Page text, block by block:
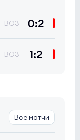
BO3 0:2
BO3 1:2
Все матчи